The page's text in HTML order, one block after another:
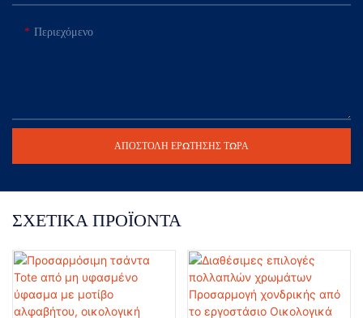
Περιεχόμενο
ΑΠΟΣΤΟΛΉ ΕΡΏΤΗΣΗΣ ΤΏΡΑ
ΣΧΕΤΙΚΆ ΠΡΟΪΌΝΤΑ